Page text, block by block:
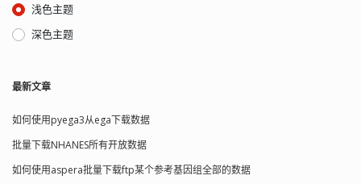
浅色主题
深色主题
最新文章
如何使用pyega3从ega下载数据
批量下载NHANES所有开放数据
如何使用aspera批量下载ftp某个参考基因组全部的数据